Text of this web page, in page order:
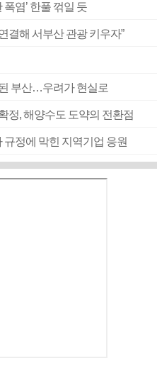
염’ 한풀 꺾일 듯
결해 서부산 관광 키우자”
부산…우려가 현실로
정, 해양수도 도약의 전환점
정에 막힌 지역기업 응원